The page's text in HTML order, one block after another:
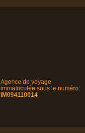
Agence de voyage
immatriculée sous le numéro:
IM094110014